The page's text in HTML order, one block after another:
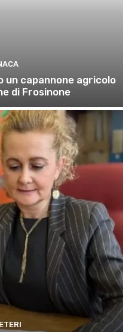
un capannone agricolo
di Frosinone